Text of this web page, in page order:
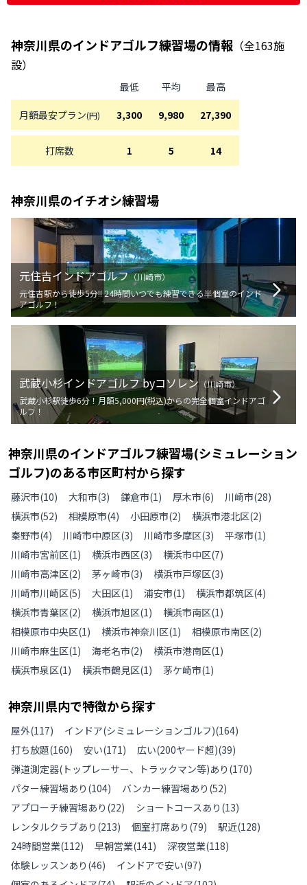
神奈川県のインドアゴルフ練習場の情報 （全163施
設）
最低 平均 最高
月額最安プラン(円) 3,300 9,980 27,390
打席数 1 5 14
神奈川県のイチオシ練習場
元住吉インドアゴルフ（川崎市）
元住吉駅から徒歩5分!! 24時間いつでも練習できる半個室のインド
アゴルフ！
武蔵小杉インドアゴルフ byコソレン（川崎市）
武蔵小杉駅徒歩6分！月額5,000円(税込)からの完全個室インドアゴ
ルフ！
神奈川県のインドアゴルフ練習場(シミュレーション
ゴルフ)のある市区町村から探す
藤沢市(10) 大和市(3) 鎌倉市(1) 厚木市(6) 川崎市(28)
横浜市(52) 相模原市(4) 小田原市(2) 横浜市港北区(2)
秦野市(4) 川崎市中原区(3) 川崎市多摩区(3) 平塚市(1)
川崎市宮前区(1) 横浜市西区(3) 横浜市中区(7)
川崎市高津区(2) 茅ヶ崎市(3) 横浜市戸塚区(3)
川崎市川崎区(5) 大田区(1) 浦安市(1) 横浜市都筑区(4)
横浜市青葉区(2) 横浜市旭区(1) 横浜市南区(1)
相模原市中央区(1) 横浜市神奈川区(1) 相模原市南区(2)
川崎市麻生区(1) 海老名市(2) 横浜市港南区(1)
横浜市泉区(1) 横浜市鶴見区(1) 茅ケ崎市(1)
神奈川県内で特徴から探す
屋外(117) インドア(シミュレーションゴルフ)(164)
打ち放題(160) 安い(171) 広い(200ヤード超)(39)
弾道測定器(トップレーサー、トラックマン等)あり (170)
パター練習場あり (104) バンカー練習場あり (52)
アプローチ練習場あり (22) ショートコースあり (13)
レンタルクラブあり (213) 個室打席あり (79) 駅近(128)
24時間営業(112) 早朝営業(141) 深夜営業(118)
体験レッスンあり (46) インドアで安い(97)